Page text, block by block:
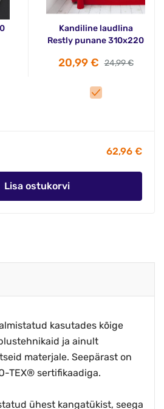
Kandiline laudlina
Restly punane 310x220
20,99 € 24,99 €
62,96 €
Lisa ostukorvi
kasutades kõige
ja ainult
materjale. Seepärast on
TEX® sertifikaadiga.
ühest kangatükist, seega